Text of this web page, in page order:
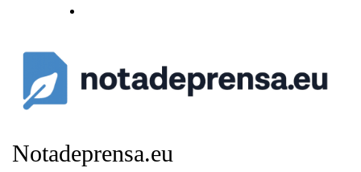
Notadeprensa.eu